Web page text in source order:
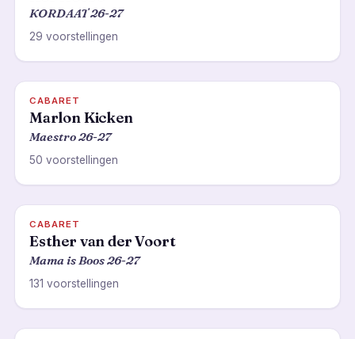
KORDAAT 26-27
29 voorstellingen
CABARET
Marlon Kicken
Maestro 26-27
50 voorstellingen
CABARET
Esther van der Voort
Mama is Boos 26-27
131 voorstellingen